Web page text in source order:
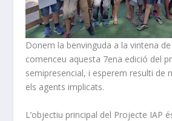
Donem la benvinguda a la vintena
comenceu aquesta 7ena edició del
semipresencial, i esperem resulti de
els agents implicats.
L’objectiu principal del Projecte IAP